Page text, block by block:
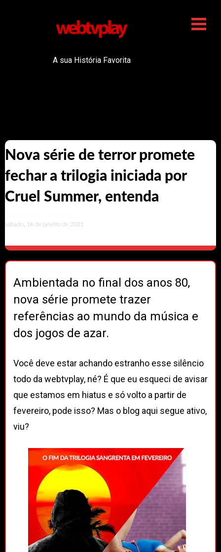
A sua História Favorita
Nova série de terror promete
fechar a trilogia iniciada por
Cruel Summer, entenda
sábado, 16 de janeiro de 2021
Ambientada no final dos anos 80,
nova série promete trazer
referências ao mundo da música e
dos jogos de azar.
Você deve estar achando estranho esse silêncio
todo da webtvplay, né? É que eu esqueci de avisar
que estamos em hiatus e só volto a partir de
fevereiro, pode isso? Mas o blog aqui segue ativo,
viu?